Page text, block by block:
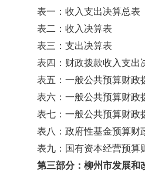
表一：收入支出决算总表
表二：收入决算表
表三：支出决算表
表四：财政拨款收入支出
表五：一般公共预算财政
表六：一般公共预算财政
表七：一般公共预算财政
表八：政府性基金预算财
表九：国有资本经营预算
第三部分：柳州市发展和